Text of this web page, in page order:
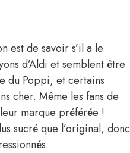
est de savoir s’il a le
d’Aldi et semblent être
du Poppi, et certains
cher. Même les fans de
marque préférée !
sucré que l’original, donc